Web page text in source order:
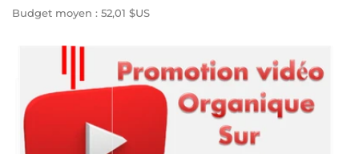
Budget moyen : 52,01 $US